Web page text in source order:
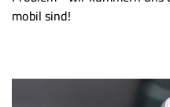
mobil sind!